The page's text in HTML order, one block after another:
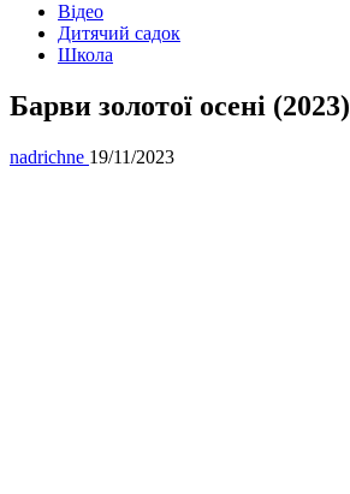
Відео
Дитячий садок
Школа
Барви золотої осені (2023)
nadrichne 19/11/2023